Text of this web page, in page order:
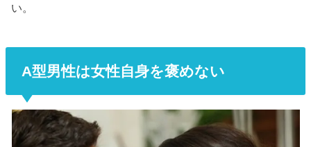
い。
A型男性は女性自身を褒めない